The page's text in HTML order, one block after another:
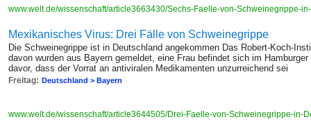
www.welt.de/wissenschaft/article3663430/Sechs-Faelle-von-Schweinegrippe-
Mexikanisches Virus: Drei Fälle von Schweinegrippe
Die Schweinegrippe ist in Deutschland angekommen Das Robert-Koch-
davon wurden aus Bayern gemeldet, eine Frau befindet sich im
davor, dass der Vorrat an antiviralen Medikamenten unzurreichend sei
Freitag: Deutschland > Bayern
www.welt.de/wissenschaft/article3644505/Drei-Faelle-von-Schweinegrippe-in-